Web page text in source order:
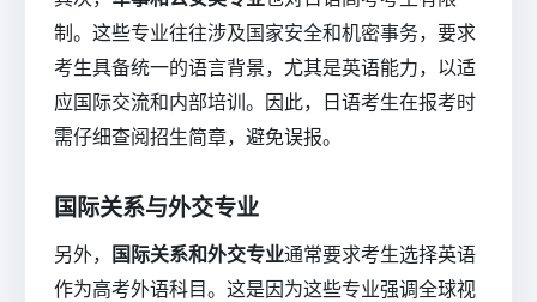
制。这些专业往往涉及国家安全和机密事务，要求
考生具备统一的语言背景，尤其是英语能力，以适
应国际交流和内部培训。因此，日语考生在报考时
需仔细查阅招生简章，避免误报。
国际关系与外交专业
另外， 国际关系和外交专业通常要求考生选择英语
作为高考外语科目。这是因为这些专业强调全球视